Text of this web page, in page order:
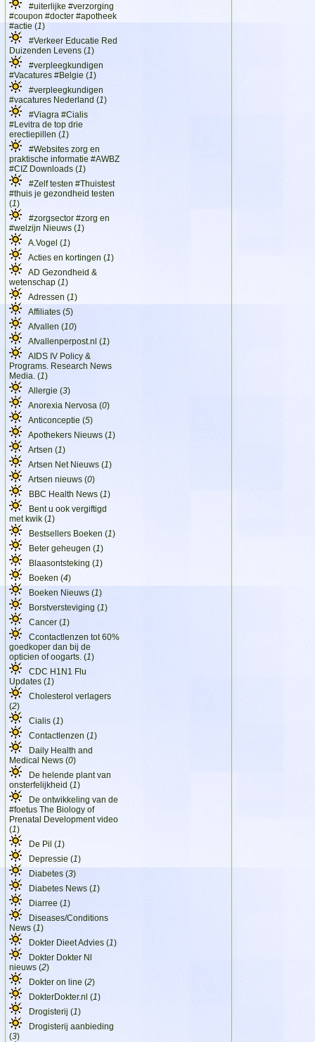
#uiterlijke #verzorging
#coupon #docter #apotheek
#actie (1)
#Verkeer Educatie Red
Duizenden Levens (1)
#verpleegkundigen
#Vacatures #Belgie (1)
#verpleegkundigen
#vacatures Nederland (1)
#Viagra #Cialis
#Levitra de top drie
erectiepillen (1)
#Websites zorg en
praktische informatie #AWBZ
#CIZ Downloads (1)
#Zelf testen #Thuistest
#thuis je gezondheid testen
(1)
#zorgsector #zorg en
#welzijn Nieuws (1)
A.Vogel (1)
Acties en kortingen (1)
AD Gezondheid &
wetenschap (1)
Adressen (1)
Affiliates (5)
Afvallen (10)
Afvallenperpost.nl (1)
AIDS IV Policy &
Programs. Research News
Media. (1)
Allergie (3)
Anorexia Nervosa (0)
Anticonceptie (5)
Apothekers Nieuws (1)
Artsen (1)
Artsen Net Nieuws (1)
Artsen nieuws (0)
BBC Health News (1)
Bent u ook vergiftigd
met kwik (1)
Bestsellers Boeken (1)
Beter geheugen (1)
Blaasontsteking (1)
Boeken (4)
Boeken Nieuws (1)
Borstversteviging (1)
Cancer (1)
Ccontactlenzen tot 60%
goedkoper dan bij de
opticien of oogarts. (1)
CDC H1N1 Flu
Updates (1)
Cholesterol verlagers
(2)
Cialis (1)
Contactlenzen (1)
Daily Health and
Medical News (0)
De helende plant van
onsterfelijkheid (1)
De ontwikkeling van de
#foetus The Biology of
Prenatal Development video
(1)
De Pil (1)
Depressie (1)
Diabetes (3)
Diabetes News (1)
Diarree (1)
Diseases/Conditions
News (1)
Dokter Dieet Advies (1)
Dokter Dokter Nl
nieuws (2)
Dokter on line (2)
DokterDokter.nl (1)
Drogisterij (1)
Drogisterij aanbieding
(3)